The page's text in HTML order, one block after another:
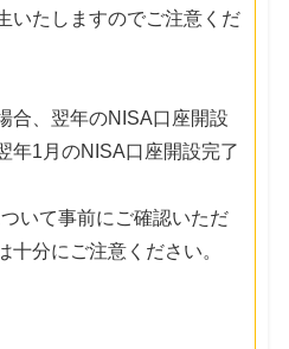
いたしますのでご注意くだ
合、翌年のNISA口座開設
年1月のNISA口座開設完了
いて事前にご確認いただ
十分にご注意ください。